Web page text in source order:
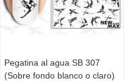
Pegatina al agua SB 307
(Sobre fondo blanco o claro)